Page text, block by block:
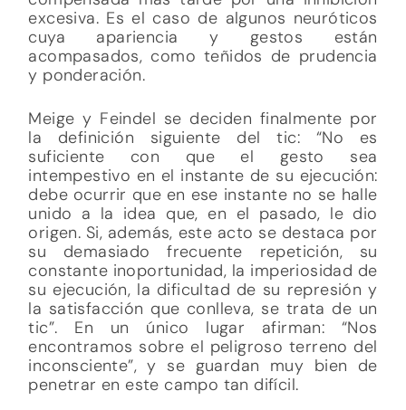
excesiva. Es el caso de algunos neuróticos
cuya apariencia y gestos están
acompasados, como teñidos de prudencia
y ponderación.
Meige y Feindel se deciden finalmente por
la definición siguiente del tic: “No es
suficiente con que el gesto sea
intempestivo en el instante de su ejecución:
debe ocurrir que en ese instante no se halle
unido a la idea que, en el pasado, le dio
origen. Si, además, este acto se destaca por
su demasiado frecuente repetición, su
constante inoportunidad, la imperiosidad de
su ejecución, la dificultad de su represión y
la satisfacción que conlleva, se trata de un
tic”. En un único lugar afirman: “Nos
encontramos sobre el peligroso terreno del
inconsciente”, y se guardan muy bien de
penetrar en este campo tan difícil.